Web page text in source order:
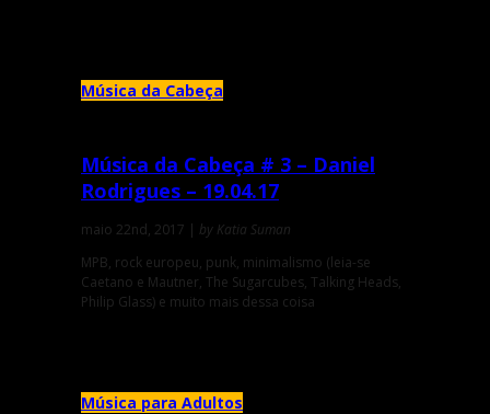
Música da Cabeça
Música da Cabeça # 3 – Daniel
Rodrigues – 19.04.17
maio 22nd, 2017 | by Katia Suman
MPB, rock europeu, punk, minimalismo (leia-se
Caetano e Mautner, The Sugarcubes, Talking Heads,
Philip Glass) e muito mais dessa coisa
Música para Adultos